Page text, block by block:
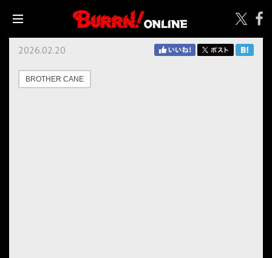
2026.02.20
BROTHER CANE